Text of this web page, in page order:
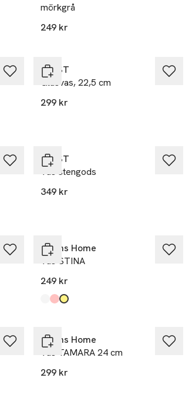
mörkgrå
249 kr
ERNST
Glasvas, 22,5 cm
299 kr
ERNST
Vas stengods
349 kr
Åhléns Home
Vas STINA
249 kr
Produkten finns i färgerna:
Clear,
Pink,
Yellow,
Åhléns Home
Vas TAMARA 24 cm
299 kr